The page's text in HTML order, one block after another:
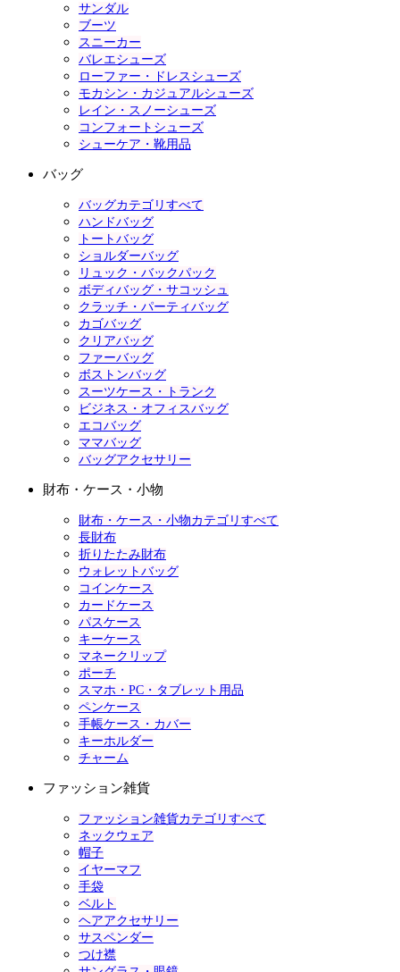
サンダル
ブーツ
スニーカー
バレエシューズ
ローファー・ドレスシューズ
モカシン・カジュアルシューズ
レイン・スノーシューズ
コンフォートシューズ
シューケア・靴用品
バッグ
バッグカテゴリすべて
ハンドバッグ
トートバッグ
ショルダーバッグ
リュック・バックパック
ボディバッグ・サコッシュ
クラッチ・パーティバッグ
カゴバッグ
クリアバッグ
ファーバッグ
ボストンバッグ
スーツケース・トランク
ビジネス・オフィスバッグ
エコバッグ
ママバッグ
バッグアクセサリー
財布・ケース・小物
財布・ケース・小物カテゴリすべて
長財布
折りたたみ財布
ウォレットバッグ
コインケース
カードケース
パスケース
キーケース
マネークリップ
ポーチ
スマホ・PC・タブレット用品
ペンケース
手帳ケース・カバー
キーホルダー
チャーム
ファッション雑貨
ファッション雑貨カテゴリすべて
ネックウェア
帽子
イヤーマフ
手袋
ベルト
ヘアアクセサリー
サスペンダー
つけ襟